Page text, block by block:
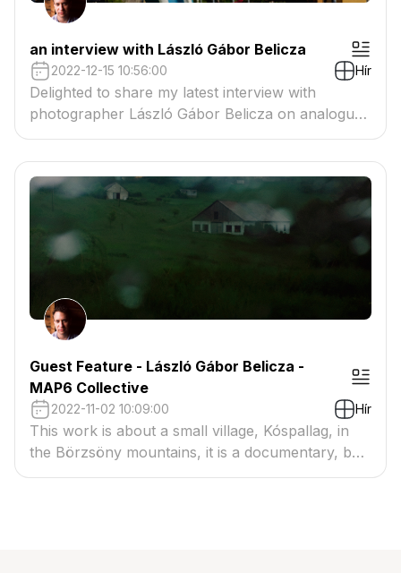
an interview with László Gábor Belicza
2022-12-15 10:56:00 Hír
Delighted to share my latest interview with
photographer László Gábor Belicza on analogue
vs digital, inspirations and his ongoing series titled
' Postcards From The Sea".
Guest Feature - László Gábor Belicza -
MAP6 Collective
2022-11-02 10:09:00 Hír
This work is about a small village, Kóspallag, in
the Börzsöny mountains, it is a documentary, but
it is based on very subjective experiences.